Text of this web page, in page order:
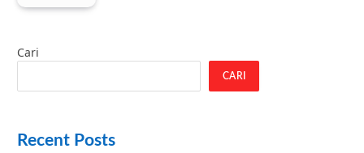
Cari
CARI
Recent Posts